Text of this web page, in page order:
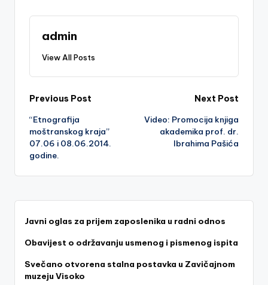
admin
View All Posts
Post
navigation
Previous Post
“Etnografija
moštranskog kraja”
07.06 i 08.06.2014.
godine.
Next Post
Video: Promocija knjiga
akademika prof. dr.
Ibrahima Pašića
Javni oglas za prijem zaposlenika u radni odnos
Obavijest o održavanju usmenog i pismenog ispita
Svečano otvorena stalna postavka u Zavičajnom
muzeju Visoko